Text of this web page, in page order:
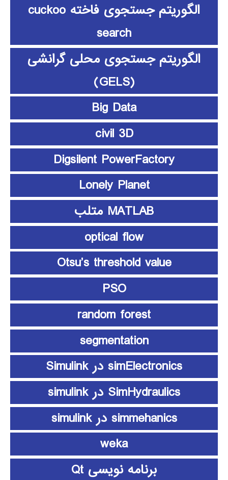
الگوریتم جستجوی فاخته cuckoo
search
الگوریتم جستجوی محلی گرانشی
(GELS)
Big Data
civil 3D
Digsilent PowerFactory
Lonely Planet
MATLAB متلب
optical flow
Otsu’s threshold value
PSO
random forest
segmentation
simElectronics در Simulink
SimHydraulics در simulink
simmehanics در simulink
weka
برنامه نویسی Qt